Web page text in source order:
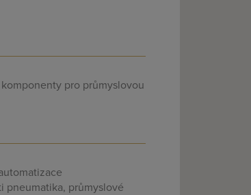
pro průmyslovou
pneumatika, průmyslové